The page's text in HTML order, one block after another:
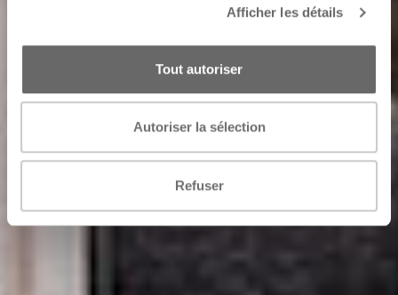
Afficher les détails
Tout autoriser
Autoriser la sélection
Refuser